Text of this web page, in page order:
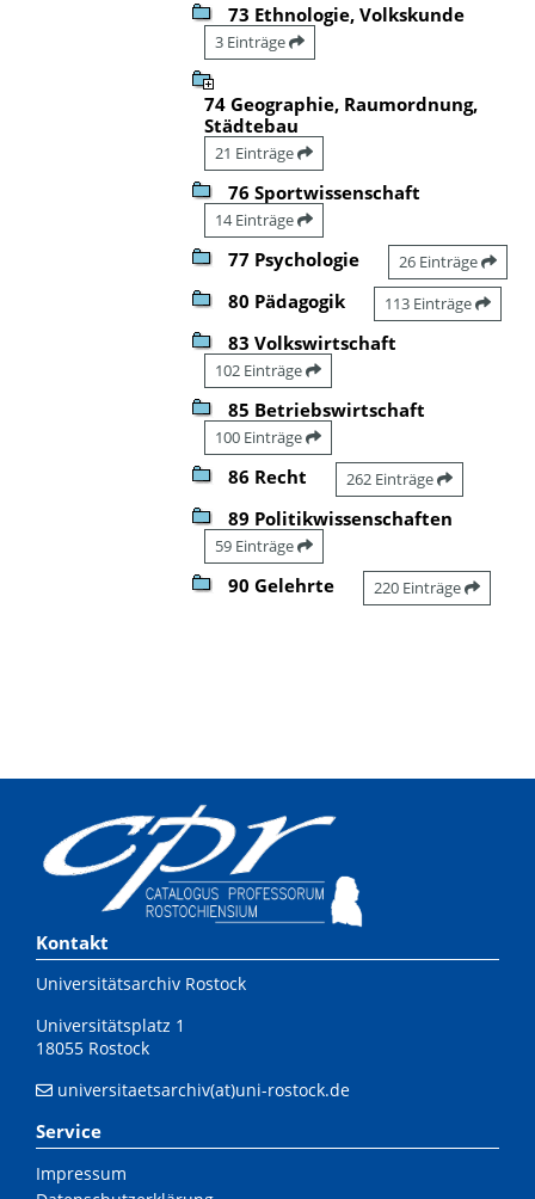
73 Ethnologie, Volkskunde
3 Einträge
74 Geographie, Raumordnung,
Städtebau
21 Einträge
76 Sportwissenschaft
14 Einträge
77 Psychologie 26 Einträge
80 Pädagogik 113 Einträge
83 Volkswirtschaft
102 Einträge
85 Betriebswirtschaft
100 Einträge
86 Recht 262 Einträge
89 Politikwissenschaften
59 Einträge
90 Gelehrte 220 Einträge
Kontakt
Universitätsarchiv Rostock
Universitätsplatz 1
18055 Rostock
universitaetsarchiv(at)uni-rostock.de
Service
Impressum